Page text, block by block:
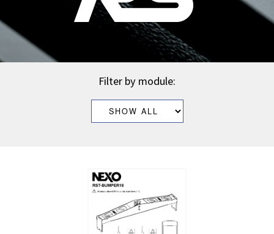
Filter by module: